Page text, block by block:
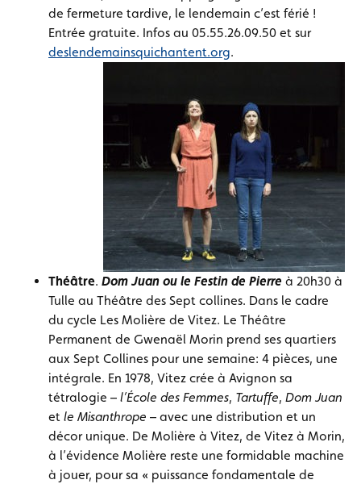
de fermeture tardive, le lendemain c’est férié !
Entrée gratuite. Infos au 05.55.26.09.50 et sur
deslendemainsquichantent.org.
Théâtre. Dom Juan ou le Festin de Pierre à 20h30 à
Tulle au Théâtre des Sept collines. Dans le cadre
du cycle Les Molière de Vitez. Le Théâtre
Permanent de Gwenaël Morin prend ses quartiers
aux Sept Collines pour une semaine: 4 pièces, une
intégrale. En 1978, Vitez crée à Avignon sa
tétralogie – l’École des Femmes, Tartuffe, Dom Juan
et le Misanthrope – avec une distribution et un
décor unique. De Molière à Vitez, de Vitez à Morin,
à l’évidence Molière reste une formidable machine
à jouer, pour sa « puissance fondamentale de